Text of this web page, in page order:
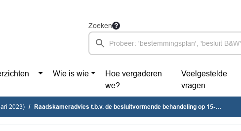
Zoeken
Wie is wie
Hoe vergaderen
we?
Veelgestelde
vragen
2023) Raadskameradvies t.b.v. de besluitvormende behandeling op 15-02-2023